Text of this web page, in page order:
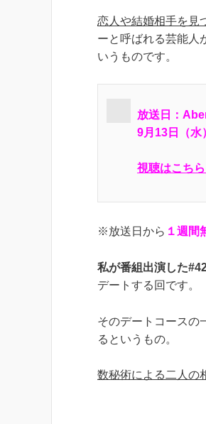
恋人や結婚相手を見
ーと呼ばれる芸能人
いうものです。
放送日：
9月13日（水
視聴はこち
※放送日から １週間
私が番組出演した
デートする回です。
そのデートコースの
るというもの。
数秘術による二人の